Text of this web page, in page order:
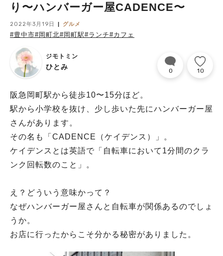
り〜ハンバーガー屋CADENCE〜
2022年3月19日 グルメ
#豊中市#岡町北#岡町駅#ランチ#カフェ
ジモトミン
ひとみ 0 10
阪急岡町駅から徒歩10〜15分ほど。
駅から小学校を抜け、少し歩いた先にハンバーガー屋
さんがあります。
その名も「CADENCE（ケイデンス）」。
ケイデンスとは英語で「自転車において1分間のクラ
ンク回転数のこと」。
え？どういう意味かって？
なぜハンバーガー屋さんと自転車が関係あるのでしょ
うか。
お店に行ったからこそ分かる秘密がありました。